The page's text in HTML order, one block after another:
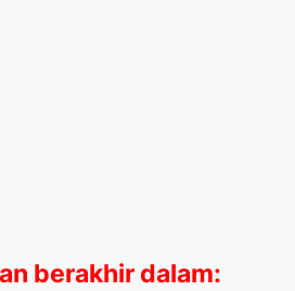
berakhir dalam: